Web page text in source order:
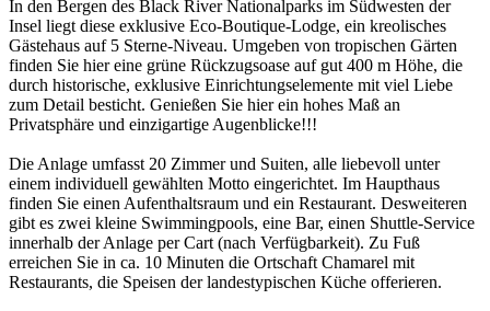
In den Bergen des Black River Nationalparks im Südwesten der
Insel liegt diese exklusive Eco-Boutique-Lodge, ein kreolisches
Gästehaus auf 5 Sterne-Niveau. Umgeben von tropischen Gärten
finden Sie hier eine grüne Rückzugsoase auf gut 400 m Höhe, die
durch historische, exklusive Einrichtungselemente mit viel Liebe
zum Detail besticht. Genießen Sie hier ein hohes Maß an
Privatsphäre und einzigartige Augenblicke!!!
Die Anlage umfasst 20 Zimmer und Suiten, alle liebevoll unter
einem individuell gewählten Motto eingerichtet. Im Haupthaus
finden Sie einen Aufenthaltsraum und ein Restaurant. Desweiteren
gibt es zwei kleine Swimmingpools, eine Bar, einen Shuttle-Service
innerhalb der Anlage per Cart (nach Verfügbarkeit). Zu Fuß
erreichen Sie in ca. 10 Minuten die Ortschaft Chamarel mit
Restaurants, die Speisen der landestypischen Küche offerieren.